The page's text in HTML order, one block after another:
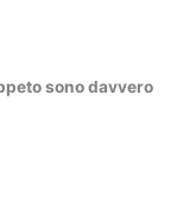
sono davvero